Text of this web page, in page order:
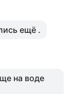
ещё .
на воде